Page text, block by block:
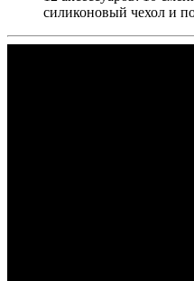
силиконовый чехол и